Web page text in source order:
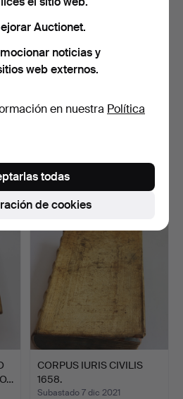
1 puja
CORPUS IURIS CIVILIS
1658.
Subastado 7 dic 2021
Auctionet.
noticias y
web externos.
en nuestra Política
de cookies
todas